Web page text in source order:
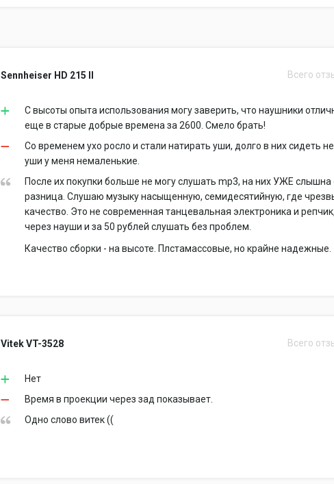
Sennheiser HD 215 II Всего
С высоты опыта использования могу заверить, что наушники
еще в старые добрые времена за 2600. Смело брать!
Со временем ухо росло и стали натирать уши, долго в них сидеть
уши у меня немаленькие.
После их покупки больше не могу слушать mp3, на них УЖЕ слышна
разница. Слушаю музыку насыщенную, семидесятийную, где
качество. Это не современная танцевальная электроника и
через науши и за 50 рублей слушать без проблем.
Качество сборки - на высоте. Плстамассовые, но крайне надежные.
Vitek VT-3528 Всего
Нет
Время в проекции через зад показывает.
Одно слово витек ((